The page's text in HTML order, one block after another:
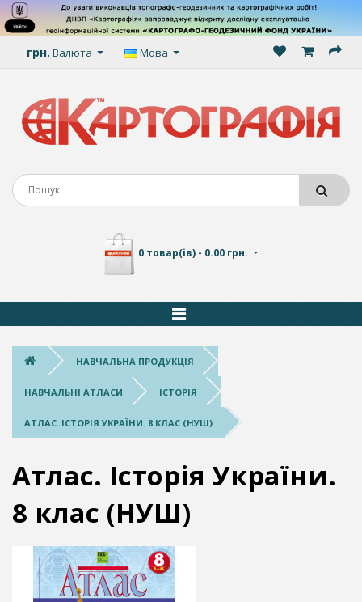
грн. Валюта Мова
0 товар(ів) - 0.00 грн.
НАВЧАЛЬНА ПРОДУКЦІЯ
НАВЧАЛЬНІ АТЛАСИ ІСТОРІЯ
АТЛАС. ІСТОРІЯ УКРАЇНИ. 8 КЛАС (НУШ)
Атлас. Історія України.
8 клас (НУШ)